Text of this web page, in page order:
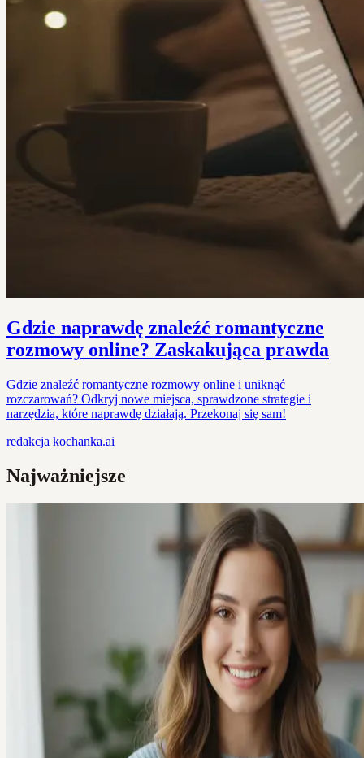
Gdzie naprawdę znaleźć romantyczne
rozmowy online? Zaskakująca prawda
Gdzie znaleźć romantyczne rozmowy online i uniknąć
rozczarowań? Odkryj nowe miejsca, sprawdzone strategie i
narzędzia, które naprawdę działają. Przekonaj się sam!
redakcja kochanka.ai
Najważniejsze